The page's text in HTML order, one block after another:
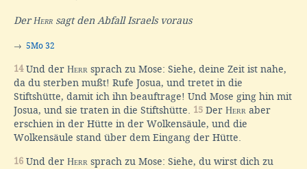
DerHerr sagt den Abfall Israels voraus
→ 5Mo 32
14Und der Herr sprach zu Mose: Siehe, deine Zeit ist nahe,
da du sterben mußt! Rufe Josua, und tretet in die
Stiftshütte, damit ich ihn beauftrage! Und Mose ging hin mit
Josua, und sie traten in die Stiftshütte. 15 Der Herr aber
erschien in der Hütte in der Wolkensäule, und die
Wolkensäule stand über dem Eingang der Hütte.
16 Und der Herr sprach zu Mose: Siehe, du wirst dich zu